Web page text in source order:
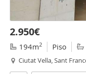
2.950€
194m2 Piso
Ciutat Vella, Sant